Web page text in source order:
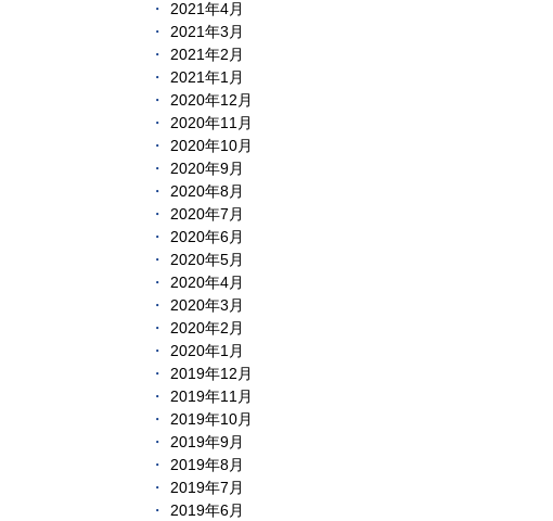
2021年4月
2021年3月
2021年2月
2021年1月
2020年12月
2020年11月
2020年10月
2020年9月
2020年8月
2020年7月
2020年6月
2020年5月
2020年4月
2020年3月
2020年2月
2020年1月
2019年12月
2019年11月
2019年10月
2019年9月
2019年8月
2019年7月
2019年6月